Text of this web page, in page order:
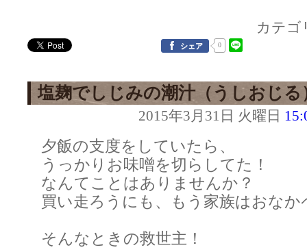
カテゴ
シェア 0
塩麹でしじみの潮汁（うしおじる
2015年3月31日 火曜日
夕飯の支度をしていたら、
うっかりお味噌を切らしてた！
なんてことはありませんか？
買い走ろうにも、もう家族はおなか
そんなときの救世主！